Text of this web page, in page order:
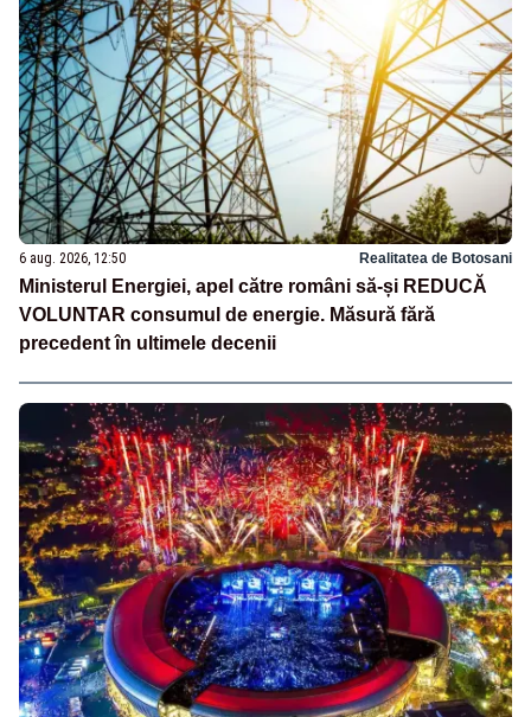
6 aug. 2026, 12:50 Realitatea de Botosani
Ministerul Energiei, apel către români să-și REDUCĂ
VOLUNTAR consumul de energie. Măsură fără
precedent în ultimele decenii